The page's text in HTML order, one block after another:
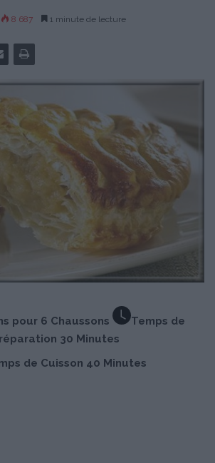
8 687 1 minute de lecture
pour 6 Chaussons
Temps de
30 Minutes
de Cuisson 40 Minutes